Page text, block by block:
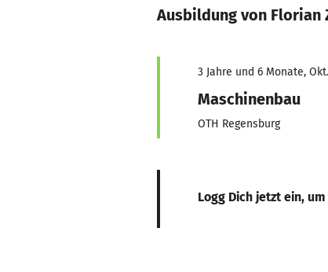
Ausbildung von Florian
3 Jahre und 6 Monate,
Maschinenbau
OTH Regensburg
Logg Dich jetzt ein,